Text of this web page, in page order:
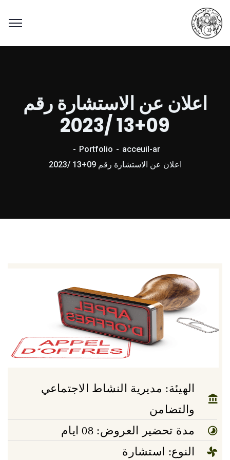
اعلان عن الاستشارة رقم
09+13 /2023
acceuil-ar
Portfolio
اعلان عن الاستشارة رقم 09+13 /2023
الهيئة: مديرية النشاط الاجتماعي
والتضامن
مدة تحضير العروض: 08 ايام
النوع: استشارة